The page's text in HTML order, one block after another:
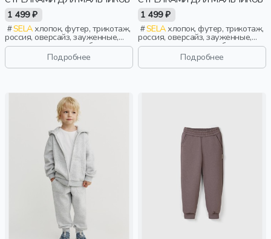
1 499 ₽
SELAхлопок, футер, трикотаж,
россия, оверсайз, зауженные,
резинка, однотон, свободные,
стрелки, пояс, эластичные,
повседневный, мальчики, дети
Подробнее
1 499 ₽
SELAхлопок, футер, трикотаж,
россия, оверсайз, зауженные,
резинка, однотон, свободные,
стрелки, пояс, эластичные,
повседневный, мальчики, дети
Подробнее